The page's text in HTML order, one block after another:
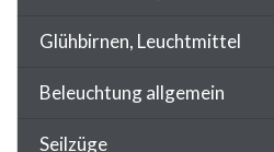
Glühbirnen, Leuchtmittel
Beleuchtung allgemein
Seilzüge